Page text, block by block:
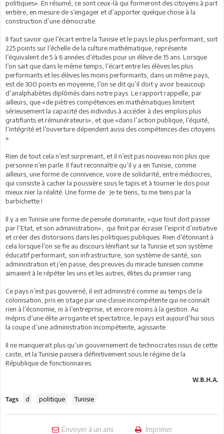
politiques». En résumé, ce sont ceux-là qui formeront des citoyens à part
entière, en mesure de s’engager et d’apporter quelque chose à la
construction d’une démocratie.
Il faut savoir que l’écart entre la Tunisie et le pays le plus performant, soit
225 points sur l’échelle de la culture mathématique, représente
l’équivalent de 5 à 6 années d’études pour un élève de 15 ans. Lorsque
l’on sait que dans le même temps, l’écart entre les élèves les plus
performants et les élèves les moins performants, dans un même pays,
est de 300 points en moyenne, l’on se dit qu’il doit y avoir beaucoup
d’analphabètes diplômés dans notre pays. Le rapport rappelle, par
ailleurs, que «de piètres compétences en mathématiques limitent
sérieusement la capacité des individus à accéder à des emplois plus
gratifiants et rémunérateurs», et que «dans l’action publique, l’équité,
l’intégrité et l’ouverture dépendent aussi des compétences des citoyens
».
Rien de tout cela n’est surprenant, et il n’est pas nouveau non plus que
personne n’en parle. Il faut reconnaître qu’il y a en Tunisie, comme
ailleurs, une forme de connivence, voire de solidarité, entre médiocres,
qui consiste à cacher la poussière sous le tapis et à tourner le dos pour
mieux nier la réalité. Une forme de : Je te tiens, tu me tiens par la
barbichette !
Il y a en Tunisie une forme de pensée dominante, «que tout doit passer
par l’Etat, et son administration», qui finit par écraser l’esprit d’initiative
et créer des distorsions dans les politiques publiques. Rien d’étonnant à
cela lorsque l’on se fie au discours lénifiant sur la Tunisie et son système
éducatif performant, son infrastructure, son système de santé, son
administration et j’en passe, des preuves du miracle tunisien comme
aimaient à le répéter les uns et les autres, élites du premier rang.
Ce pays n’est pas gouverné, il est administré comme au temps de la
colonisation, pris en otage par une classe incompétente qui ne connaît
rien à l’économie, ni à l’entreprise, et encore moins à la gestion. Au
mépris d’une élite arrogante et spectatrice, le pays est aujourd’hui sous
la coupe d’une administration incompétente, agissante.
Il ne manquerait plus qu’un gouvernement de technocrates issus de cette
caste, et la Tunisie passera définitivement sous le régime de la
République de fonctionnaires.
W.B.H.A.
Tags : d politique Tunisie
Envoyer à un ami Imprimer